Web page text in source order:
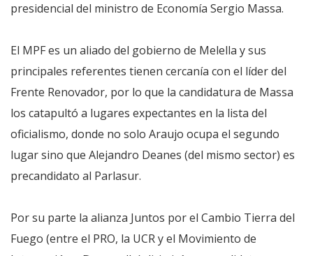
presidencial del ministro de Economía Sergio Massa.
El MPF es un aliado del gobierno de Melella y sus
principales referentes tienen cercanía con el líder del
Frente Renovador, por lo que la candidatura de Massa
los catapultó a lugares expectantes en la lista del
oficialismo, donde no solo Araujo ocupa el segundo
lugar sino que Alejandro Deanes (del mismo sector) es
precandidato al Parlasur.
Por su parte la alianza Juntos por el Cambio Tierra del
Fuego (entre el PRO, la UCR y el Movimiento de